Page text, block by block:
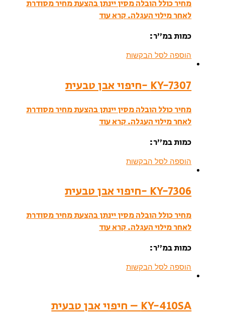
מחיר כולל הובלה מסין יינתן בהצעת מחיר מסודרת
לאחר מילוי העגלה.קרא עוד
כמות במ”ר:
הוספה לסל הבקשות
KY-7307 -חיפוי אבן טבעית
מחיר כולל הובלה מסין יינתן בהצעת מחיר מסודרת
לאחר מילוי העגלה. קרא עוד
כמות במ”ר:
הוספה לסל הבקשות
KY-7306 -חיפוי אבן טבעית
מחיר כולל הובלה מסין יינתן בהצעת מחיר מסודרת
לאחר מילוי העגלה.קרא עוד
כמות במ”ר:
הוספה לסל הבקשות
KY-410SA – חיפוי אבן טבעית